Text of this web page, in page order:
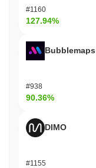
#1160
127.94%
Bubblemaps
#938
90.36%
DIMO
#1155